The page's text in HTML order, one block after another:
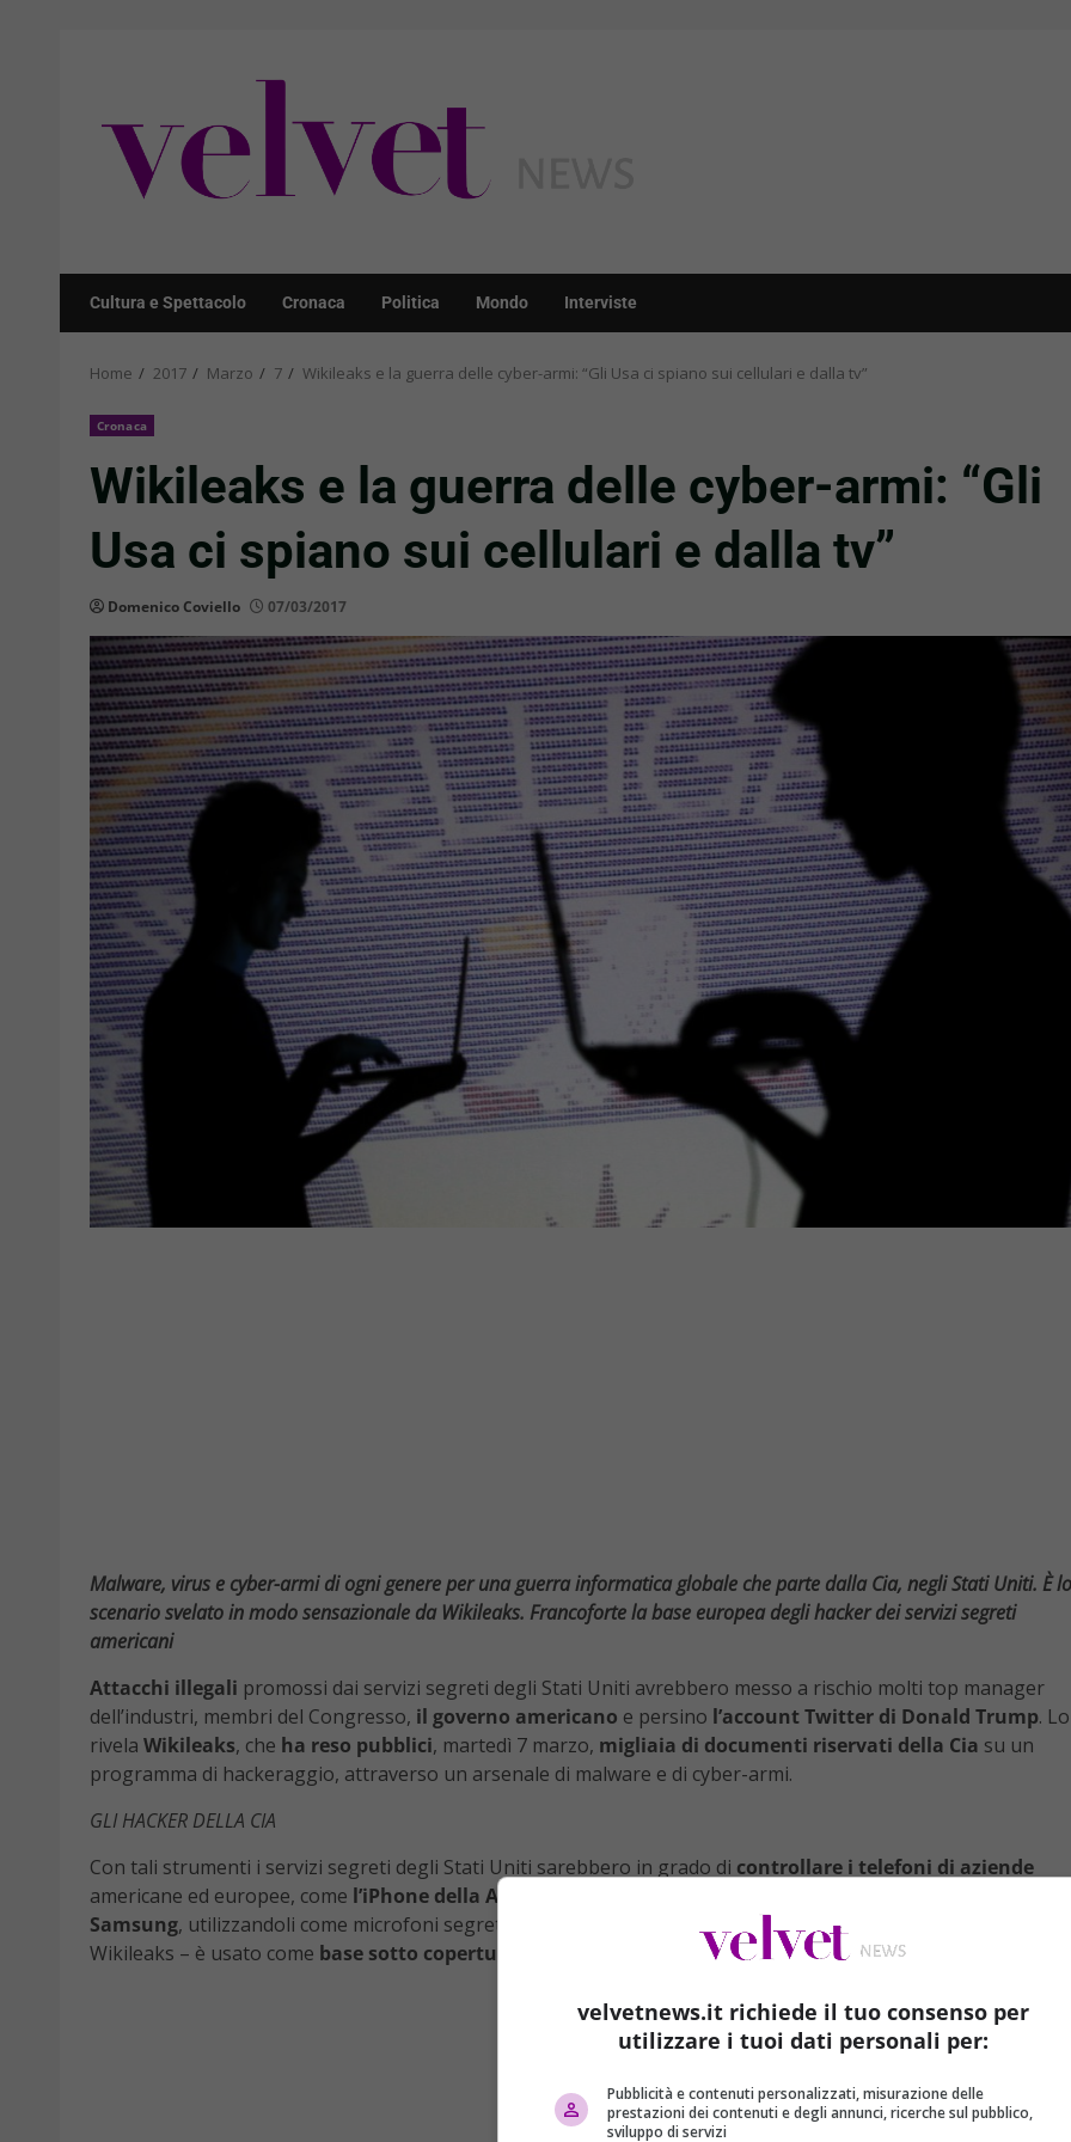
Cultura e Spettacolo Cronaca Politica Mondo Interviste
Home 2017 Marzo 7 Wikileaks e la guerra delle cyber-armi: “Gli Usa ci spiano sui cellulari e dalla tv”
Cronaca
Wikileaks e la guerra delle cyber-armi: “Gli
Usa ci spiano sui cellulari e dalla tv”
Domenico Coviello 07/03/2017
Malware, virus e cyber-armi di ogni genere per una guerra informatica globale che parte dalla Cia, negli Stati Uniti. È lo
scenario svelato in modo sensazionale da Wikileaks. Francoforte la base europea degli hacker dei servizi segreti
americani
Attacchi illegali promossi dai servizi segreti degli Stati Uniti avrebbero messo a rischio molti top manager
dell’industri, membri del Congresso, il governo americano e persino l’account Twitter di Donald Trump. Lo
rivela Wikileaks, che ha reso pubblici, martedì 7 marzo, migliaia di documenti riservati della Cia su un
programma di hackeraggio, attraverso un arsenale di malware e di cyber-armi.
GLI HACKER DELLA CIA
Con tali strumenti i servizi segreti degli Stati Uniti sarebbero in grado di controllare i telefoni di aziende
americane ed europee, come l’iPhone della Apple
Samsung, utilizzandoli come microfoni segreti. Il consolato americano a Francoforte – sostiene sempre
Wikileaks – è usato come base sotto copertura dagli hacker della Cia
velvetnews.it richiede il tuo consenso per
utilizzare i tuoi dati personali per:
Pubblicità e contenuti personalizzati, misurazione delle
prestazioni dei contenuti e degli annunci, ricerche sul pubblico,
sviluppo di servizi